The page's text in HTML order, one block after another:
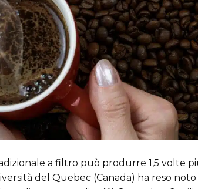
a filtro può produrre 1,5 volte
del Quebec (Canada) ha reso